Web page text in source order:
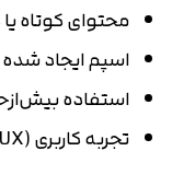
محتوای کوتاه
اسپم ایجاد
استفاده
تجربه کاربری (UX) ضعیف